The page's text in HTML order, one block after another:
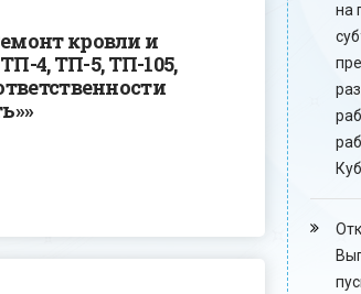
кровли и
4, ТП-5, ТП-105,
на